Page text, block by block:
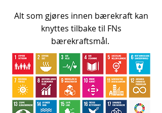
Alt som gjøres innen bærekraft kan
knyttes tilbake til FNs
bærekraftsmål.